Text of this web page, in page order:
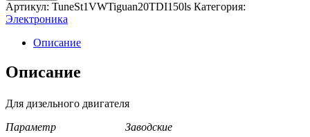
Артикул: TuneSt1VWTiguan20TDI150ls Категория:
Электроника
Описание
Описание
Для дизельного двигателя
Параметр Заводские